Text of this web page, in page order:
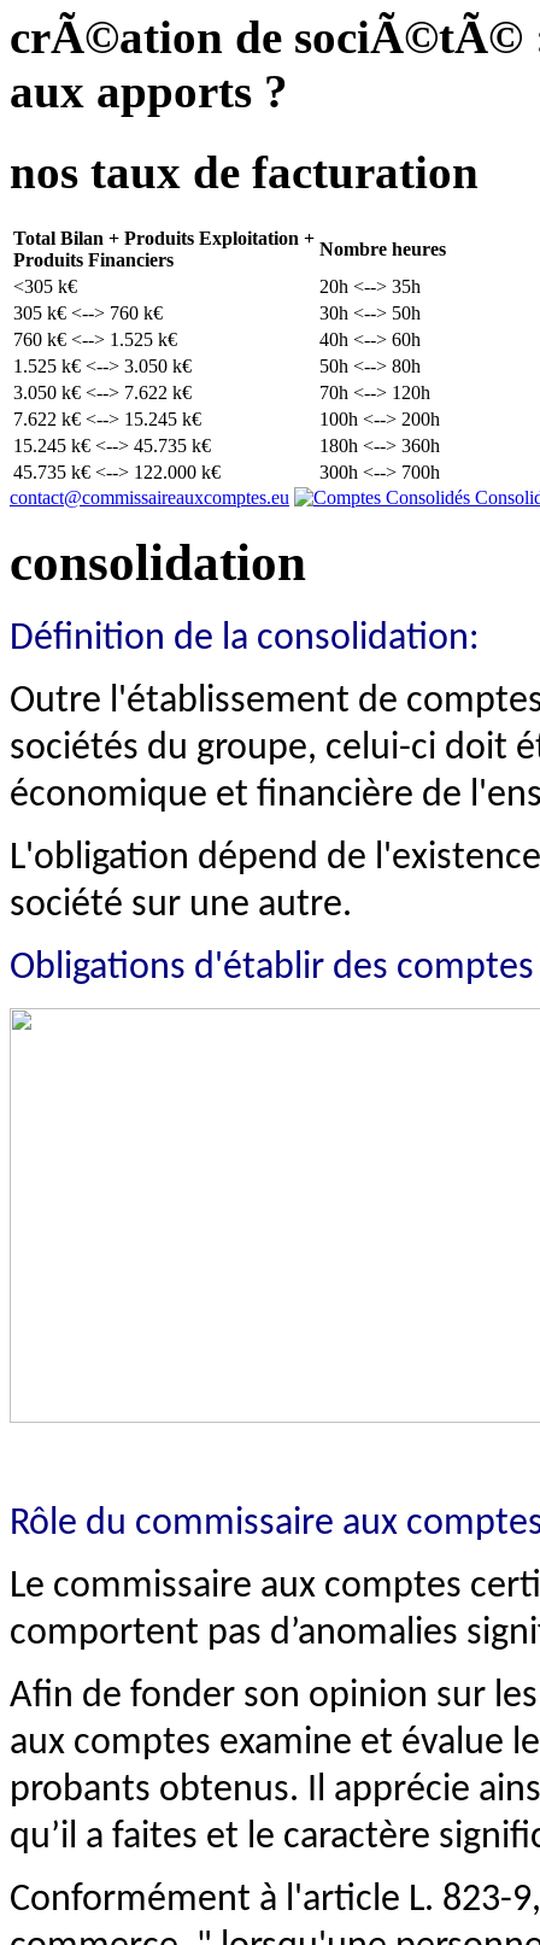
crÃ©ation de sociÃ©tÃ©
aux apports ?
nos taux de facturation
Total Bilan + Produits Exploitation +
Produits Financiers
Nombre heures
<305 k€
20h <--> 35h
305 k€ <--> 760 k€
30h <--> 50h
760 k€ <--> 1.525 k€
40h <--> 60h
1.525 k€ <--> 3.050 k€
50h <--> 80h
3.050 k€ <--> 7.622 k€
70h <--> 120h
7.622 k€ <--> 15.245 k€
100h <--> 200h
15.245 k€ <--> 45.735 k€
180h <--> 360h
45.735 k€ <--> 122.000 k€
300h <--> 700h
contact@commissaireauxcomptes.eu
consolidation
Définition de la consolidation:
Outre l'établissement de
sociétés du groupe, celui-ci doit
économique et financière de
L'obligation dépend de
société sur une autre.
Obligations d'établir des
Rôle du commissaire aux
Le commissaire aux comptes
comportent pas d’anomalies
Afin de fonder son opinion sur
aux comptes examine et évalue
probants obtenus. Il apprécie
qu’il a faites et le caractère
Conformément à l'article L. 823-